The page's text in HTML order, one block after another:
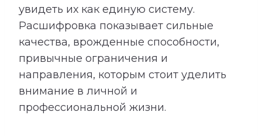
увидеть их как единую систему.
Расшифровка показывает сильные
качества, врожденные способности,
привычные ограничения и
направления, которым стоит уделить
внимание в личной и
профессиональной жизни.